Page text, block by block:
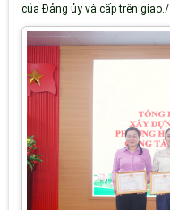
của Đảng ủy và cấp trên giao./.